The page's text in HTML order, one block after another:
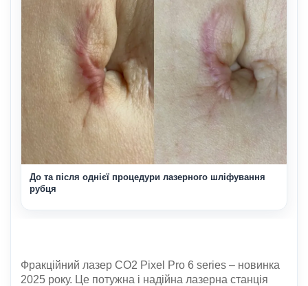
До та після однієї процедури лазерного шліфування
рубця
Фракційний лазер CO2 Pixel Pro 6 series – новинка
2025 року. Це потужна і надійна лазерна станція